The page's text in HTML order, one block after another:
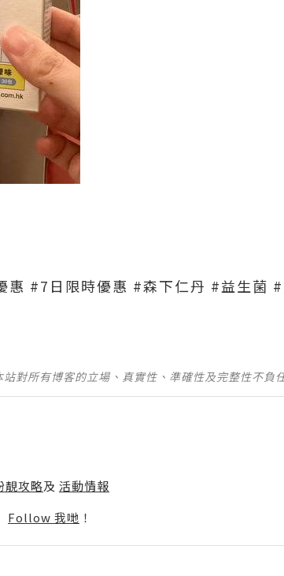
惠 #7 日限時優惠 #森下仁丹 #益生菌 #
對所有博客的立場、真實性、準確性及完整性不負
靚攻略及 活動情報
Follow 我哋 ！